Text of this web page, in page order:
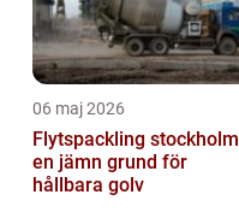
06 maj 2026
Flytspackling stockholm
en jämn grund för
hållbara golv